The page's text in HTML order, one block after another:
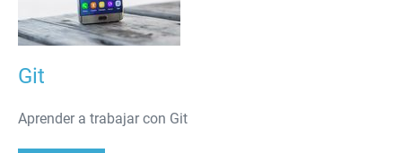
Git
Aprender a trabajar con Git